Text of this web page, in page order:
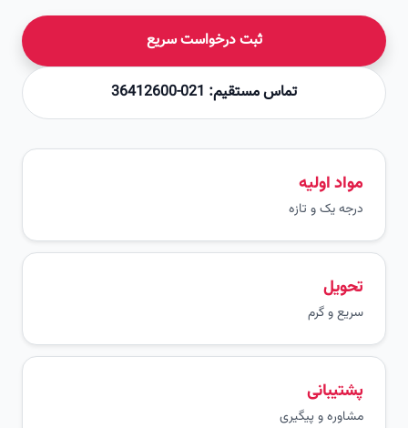
ثبت درخواست سریع
تماس مستقیم: 021-36412600
مواد اولیه
درجه یک و تازه
سریع و گرم
پشتیبانی
مشاوره و پیگیری